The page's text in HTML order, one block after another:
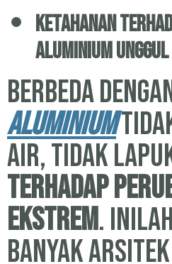
Ketahanan
Aluminium
Berbeda
aluminium
air, tidak
terhadap
ekstrem.
banyak